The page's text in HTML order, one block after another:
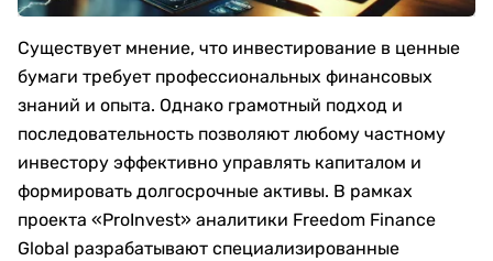
Существует мнение, что инвестирование в ценные
бумаги требует профессиональных финансовых
знаний и опыта. Однако грамотный подход и
последовательность позволяют любому частному
инвестору эффективно управлять капиталом и
формировать долгосрочные активы. В рамках
проекта «ProInvest» аналитики Freedom Finance
Global разрабатывают специализированные